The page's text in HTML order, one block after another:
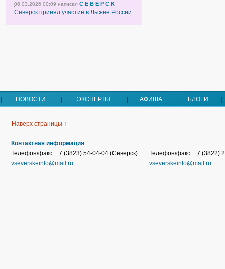
06.03.2026 00:09 написал С Е В Е Р С К
Северск принял участие в Лыжне России
НОВОСТИ ЭКСПЕРТЫ АФИША БЛОГИ
Наверх страницы ↑
Контактная информация
Телефон/факс: +7 (3823) 54-04-04 (Северск)
vseverskeinfo@mail.ru
Телефон/факс: +7 (3822)
vseverskeinfo@mail.ru